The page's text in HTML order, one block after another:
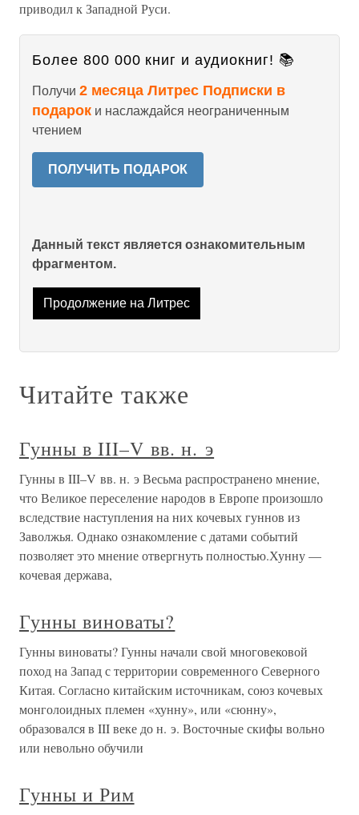
приводил к Западной Руси.
Более 800 000 книг и аудиокниг! 📚
Получи 2 месяца Литрес Подписки в
подарок и наслаждайся неограниченным
чтением
ПОЛУЧИТЬ ПОДАРОК
Данный текст является ознакомительным
фрагментом.
Продолжение на Литрес
Читайте также
Гунны в III–V вв. н. э
Гунны в III–V вв. н. э Весьма распространено мнение,
что Великое переселение народов в Европе произошло
вследствие наступления на них кочевых гуннов из
Заволжья. Однако ознакомление с датами событий
позволяет это мнение отвергнуть полностью.Хунну —
кочевая держава,
Гунны виноваты?
Гунны виноваты? Гунны начали свой многовековой
поход на Запад с территории современного Северного
Китая. Согласно китайским источникам, союз кочевых
монголоидных племен «хунну», или «сюнну»,
образовался в III веке до н. э. Восточные скифы вольно
или невольно обучили
Гунны и Рим